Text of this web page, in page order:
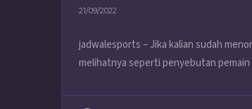
21/09/2022
jadwalesports – Jika kalian sudah
melihatnya seperti penyebutan pemain